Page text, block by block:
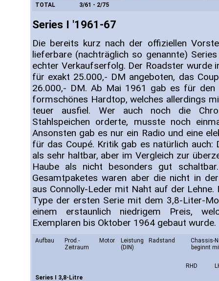
TOTAL
3/61 - 2/75
Series I '1961-67
Die bereits kurz nach der offiziellen
lieferbare (nachträglich so genannte)
echter Verkaufserfolg. Der Roadster wurde
für exakt 25.000,- DM angeboten, das
26.000,- DM. Ab Mai 1961 gab es für den
formschönes Hardtop, welches allerdings
teuer ausfiel. Wer auch noch die
Stahlspeichen orderte, musste noch
Ansonsten gab es nur ein Radio und eine
für das Coupé. Kritik gab es natürlich
als sehr haltbar, aber im Vergleich zur
Haube als nicht besonders gut
Gesamtpaketes waren aber die nicht in
aus Connolly-Leder mit Naht auf der
Type der ersten Serie mit dem 3,8-Liter-
einem erstaunlich niedrigem Preis,
Exemplaren bis Oktober 1964 gebaut wurde.
Aufbau
Prod.-
Zeitraum
Motor
Leistung
(DIN)
Radstand
Chassis-
beginnt
RHD
Series I 3,8-Litre